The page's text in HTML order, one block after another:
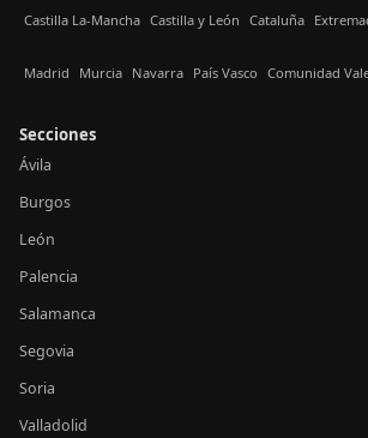
Castilla La-Mancha Castilla y León Cataluña
Madrid Murcia Navarra País Vasco Comunidad
Secciones
Ávila
Burgos
León
Palencia
Salamanca
Segovia
Soria
Valladolid